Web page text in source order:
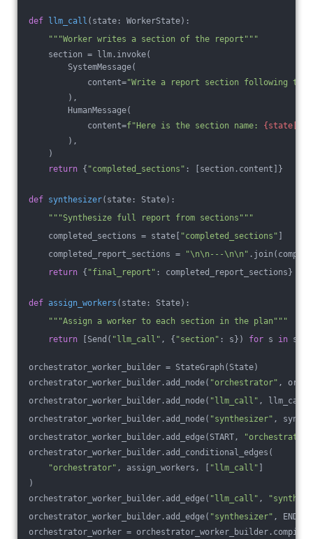
def llm_call (state: WorkerState) :
"""Worker writes a section of the report"""
section = llm.invoke(
SystemMessage(
content="Write a report section following the
),
HumanMessage(
content=f"Here is the section name: {state[
),
)
return { "completed_sections" : [section.content]}
def synthesizer(state: State) :
"""Synthesize full report from sections"""
completed_sections = state[
"completed_sections"
completed_report_sections =
"\n\n---\n\n"
return { "final_report" : completed_report_sections}
def assign_workers (state: State) :
"""Assign a worker to each section in the plan"""
return [Send( "llm_call" , { "section" : s}) for s in
orchestrator_worker_builder = StateGraph(State)
orchestrator_worker_builder.add_node( "orchestrator" ,
orchestrator_worker_builder.add_node( "llm_call" , llm_call)
orchestrator_worker_builder.add_node( "synthesizer" ,
orchestrator_worker_builder.add_edge(START,
"orchestrator"
orchestrator_worker_builder.add_conditional_edges(
"orchestrator" , assign_workers, [ "llm_call"
)
orchestrator_worker_builder.add_edge( "llm_call" ,
orchestrator_worker_builder.add_edge( "synthesizer" , END)
orchestrator_worker =